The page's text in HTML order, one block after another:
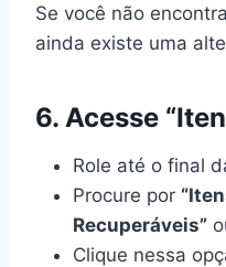
Se você não
ainda existe uma
6. Acesse
Role até o final
Procure por
Recuperáveis”
Clique nessa